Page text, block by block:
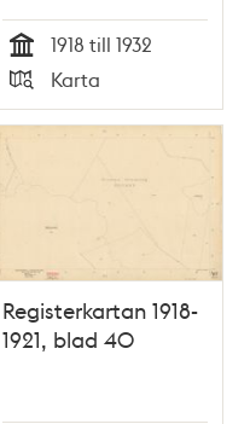
Tid
1918 till 1932
Typ
Karta
Registerkartan 1918-
1921, blad 40